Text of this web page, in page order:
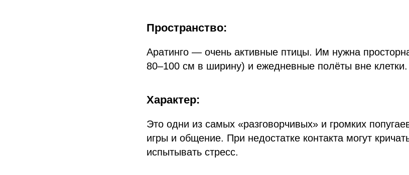
Пространство:
Аратинго — очень активные птицы. Им нужна
80–100 см в ширину) и ежедневные полёты вне клетки.
Характер:
Это одни из самых «разговорчивых» и громких
игры и общение. При недостатке контакта могут
испытывать стресс.